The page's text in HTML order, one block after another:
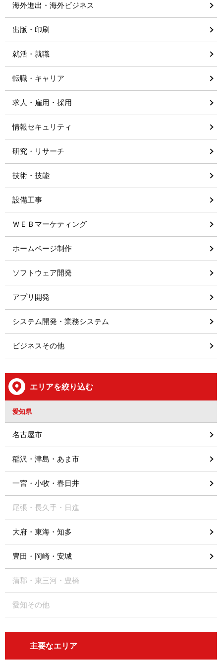
海外進出・海外ビジネス
出版・印刷
就活・就職
転職・キャリア
求人・雇用・採用
情報セキュリティ
研究・リサーチ
技術・技能
設備工事
ＷＥＢマーケティング
ホームページ制作
ソフトウェア開発
アプリ開発
システム開発・業務システム
ビジネスその他
エリアを絞り込む
愛知県
名古屋市
稲沢・津島・あま市
一宮・小牧・春日井
尾張・長久手・日進
大府・東海・知多
豊田・岡崎・安城
蒲郡・東三河・豊橋
愛知その他
主要なエリア